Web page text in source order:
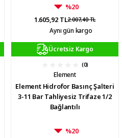
%20
1.605,92 TL2.007,40 TL
Aynı gün kargo
Ücretsiz Kargo
(0)
Element
Element Hidrofor Basınç Şalteri
3-11 Bar Tahliyesiz Trifaze 1/2
Bağlantılı
%20